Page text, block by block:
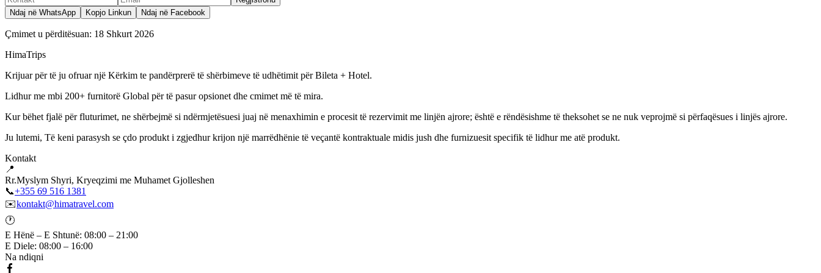
Ndaj në WhatsApp
Kopjo Linkun Ndaj në Facebook
Çmimet u përditësuan: 18 Shkurt 2026
HimaTrips
Krijuar për të ju ofruar një Kërkim te pandërprerë të shërbimeve të udhëtimit për Bileta + Hotel.
Lidhur me mbi 200+ furnitorë Global për të pasur opsionet dhe cmimet më të mira.
Kur bëhet fjalë për fluturimet, ne shërbejmë si ndërmjetësuesi juaj në menaxhimin e procesit të rezervimit me linjën ajrore; është e rëndësishme të theksohet se ne nuk veprojmë si përfaqësues i linjës ajrore.
Ju lutemi, Të keni parasysh se çdo produkt i zgjedhur krijon një marrëdhënie të veçantë kontraktuale midis jush dhe furnizuesit specifik të lidhur me atë produkt.
Kontakt
📍
Rr.Myslym Shyri, Kryeqzimi me Muhamet Gjolleshen
📞+355 69 516 1381
✉️kontakt@himatravel.com
🕐
E Hënë – E Shtunë: 08:00 – 21:00
E Diele: 08:00 – 16:00
Na ndiqni